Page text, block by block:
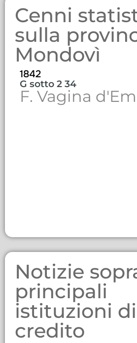
Cenni
sulla
Mondovì
1842
G sotto 2 34
F. Vagina
Notizie
principali
istituzioni di
credito